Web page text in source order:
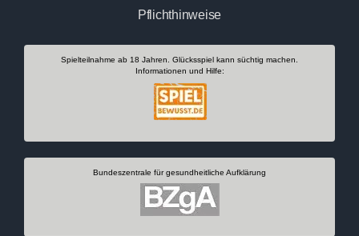
Pflichthinweise
Spielteilnahme ab 18 Jahren. Glücksspiel kann süchtig machen.
Informationen und Hilfe:
Bundeszentrale für gesundheitliche Aufklärung